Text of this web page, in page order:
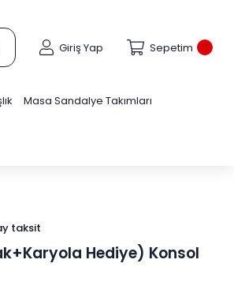
Giriş Yap Sepetim
Masa Sandalye Takımları
taksit
Hediye) Konsol